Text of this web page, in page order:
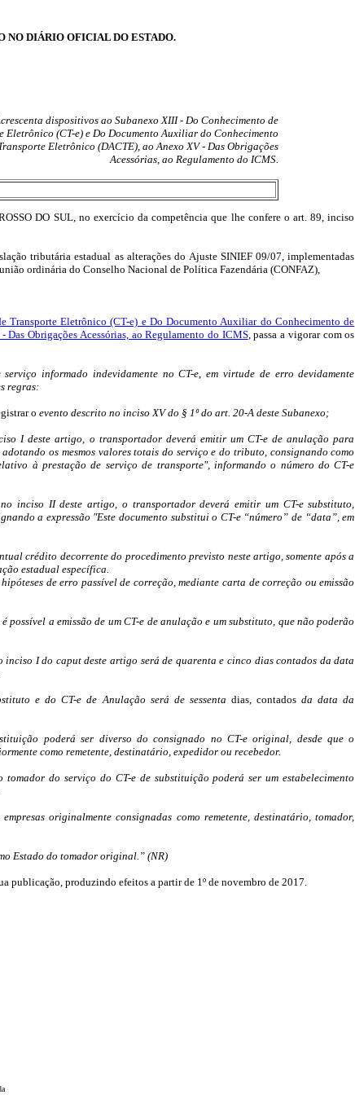
NO DIÁRIO OFICIAL DO ESTADO.
dispositivos ao Subanexo XIII - Do Conhecimento de
Eletrônico (CT-e) e Do Documento Auxiliar do Conhecimento
Eletrônico (DACTE), ao Anexo XV - Das Obrigações
Acessórias, ao Regulamento do ICMS.
DO SUL, no exercício da competência que lhe confere o art. 89, inciso
tributária estadual as alterações do Ajuste SINIEF 09/07, implementadas
ordinária do Conselho Nacional de Política Fazendária (CONFAZ),
Transporte Eletrônico (CT-e) e Do Documento Auxiliar do Conhecimento de
Obrigações Acessórias, ao Regulamento do ICMS, passa a vigorar com os
informado indevidamente no CT-e, em virtude de erro devidamente
regras:
o evento descrito no inciso XV do § 1º do art. 20-A deste Subanexo;
I deste artigo, o transportador deverá emitir um CT-e de anulação para
os mesmos valores totais do serviço e do tributo, consignando como
à prestação de serviço de transporte", informando o número do CT-e
inciso II deste artigo, o transportador deverá emitir um CT-e substituto,
a expressão "Este documento substitui o CT-e “número” de “data”, em
crédito decorrente do procedimento previsto neste artigo, somente após a
estadual específica.
de erro passível de correção, mediante carta de correção ou emissão
possível a emissão de um CT-e de anulação e um substituto, que não poderão
I do caput deste artigo será de quarenta e cinco dias contados da data
e do CT-e de Anulação será de sessenta dias, contados da data da
poderá ser diverso do consignado no CT-e original, desde que o
como remetente, destinatário, expedidor ou recebedor.
do serviço do CT-e de substituição poderá ser um estabelecimento
originalmente consignadas como remetente, destinatário, tomador,
Estado do tomador original.” (NR)
publicação, produzindo efeitos a partir de 1º de novembro de 2017.